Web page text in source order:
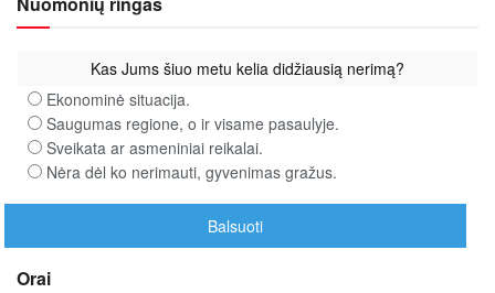
Kas Jums šiuo metu kelia didžiausią nerimą?
Ekonominė situacija.
Saugumas regione, o ir visame pasaulyje.
Sveikata ar asmeniniai reikalai.
Nėra dėl ko nerimauti, gyvenimas gražus.
Orai